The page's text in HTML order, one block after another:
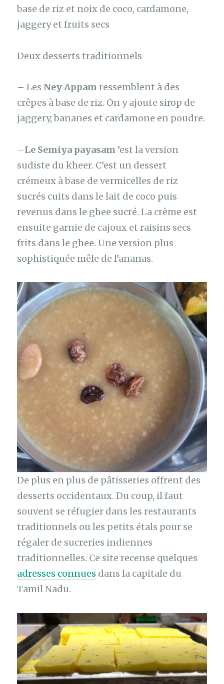
base de riz et noix de coco, cardamone,
jaggery et fruits secs
Deux desserts traditionnels
– Les Ney Appam ressemblent à des
crêpes à base de riz. On y ajoute sirop de
jaggery, bananes et cardamone en poudre.
–Le Semiya payasam ’est la version
sudiste du kheer. C’est un dessert
crémeux à base de vermicelles de riz
sucrés cuits dans le lait de coco puis
revenus dans le ghee sucré. La crème est
ensuite garnie de cajoux et raisins secs
frits dans le ghee. Une version plus
sophistiquée mêle de l’ananas.
De plus en plus de pâtisseries offrent des
desserts occidentaux. Du coup, il faut
souvent se réfugier dans les restaurants
traditionnels ou les petits étals pour se
régaler de sucreries indiennes
traditionnelles. Ce site recense quelques
adresses connues dans la capitale du
Tamil Nadu.